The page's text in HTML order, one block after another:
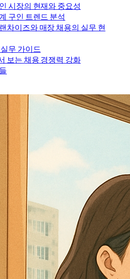
시장의 현재와 중요성
구인 트렌드 분석
차이즈와 매장 채용의 실무 현
무 가이드
보는 채용 경쟁력 강화